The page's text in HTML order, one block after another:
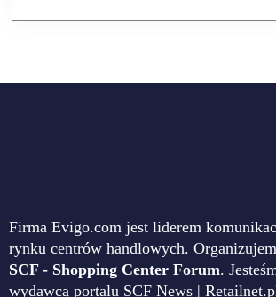
Firma Evigo.com jest liderem
rynku centrów handlowych.
SCF - Shopping Center Forum.
wydawcą portalu SCF News |